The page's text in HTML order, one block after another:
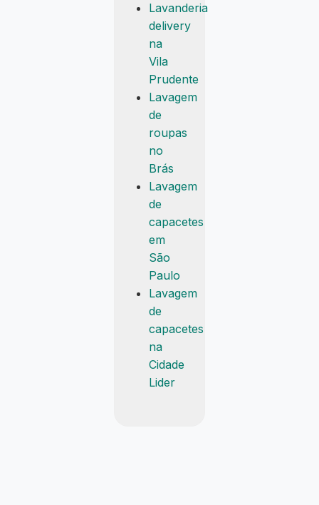
Lavanderia
delivery
na
Vila
Prudente
Lavagem
de
roupas
no
Brás
Lavagem
de
capacetes
em
São
Paulo
Lavagem
de
capacetes
na
Cidade
Lider